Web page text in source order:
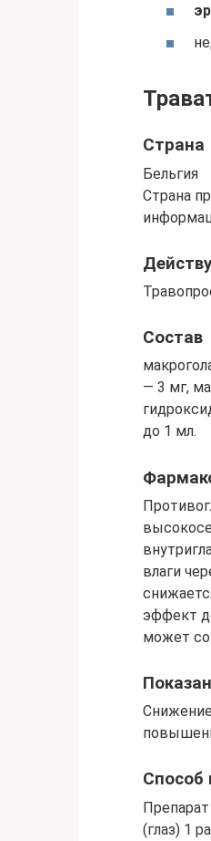
Страна
Бельгия
Страна
Состав
— 3 мг,
до 1 мл.
влаги
эффект
может
Способ
(глаз) 1